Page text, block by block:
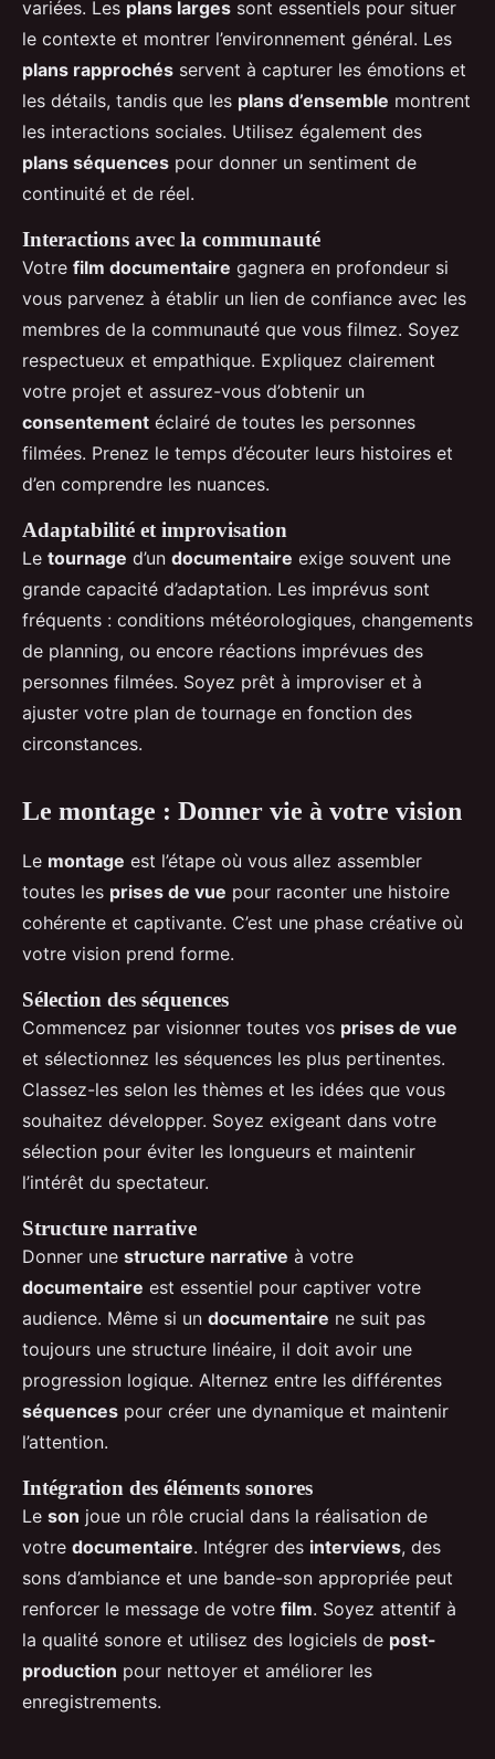
variées. Les plans larges sont essentiels pour situer
le contexte et montrer l’environnement général. Les
plans rapprochés servent à capturer les émotions et
les détails, tandis que les plans d’ensemble montrent
les interactions sociales. Utilisez également des
plans séquences pour donner un sentiment de
continuité et de réel.
Interactions avec la communauté
Votre film documentaire gagnera en profondeur si
vous parvenez à établir un lien de confiance avec les
membres de la communauté que vous filmez. Soyez
respectueux et empathique. Expliquez clairement
votre projet et assurez-vous d’obtenir un
consentement éclairé de toutes les personnes
filmées. Prenez le temps d’écouter leurs histoires et
d’en comprendre les nuances.
Adaptabilité et improvisation
Le tournage d’un documentaire exige souvent une
grande capacité d’adaptation. Les imprévus sont
fréquents : conditions météorologiques, changements
de planning, ou encore réactions imprévues des
personnes filmées. Soyez prêt à improviser et à
ajuster votre plan de tournage en fonction des
circonstances.
Le montage : Donner vie à votre vision
Le montage est l’étape où vous allez assembler
toutes les prises de vue pour raconter une histoire
cohérente et captivante. C’est une phase créative où
votre vision prend forme.
Sélection des séquences
Commencez par visionner toutes vos prises de vue
et sélectionnez les séquences les plus pertinentes.
Classez-les selon les thèmes et les idées que vous
souhaitez développer. Soyez exigeant dans votre
sélection pour éviter les longueurs et maintenir
l’intérêt du spectateur.
Structure narrative
Donner une structure narrative à votre
documentaire est essentiel pour captiver votre
audience. Même si un documentaire ne suit pas
toujours une structure linéaire, il doit avoir une
progression logique. Alternez entre les différentes
séquences pour créer une dynamique et maintenir
l’attention.
Intégration des éléments sonores
Le son joue un rôle crucial dans la réalisation de
votre documentaire. Intégrer des interviews, des
sons d’ambiance et une bande-son appropriée peut
renforcer le message de votre film. Soyez attentif à
la qualité sonore et utilisez des logiciels de post-
production pour nettoyer et améliorer les
enregistrements.